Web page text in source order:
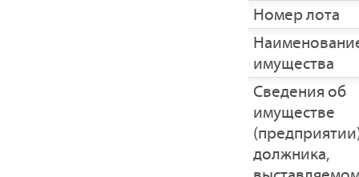
Номер лота
имущества
Cведения об
имуществе
должника,